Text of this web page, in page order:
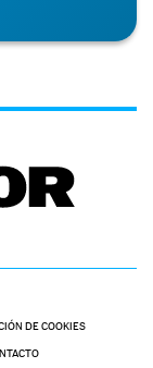
DE COOKIES